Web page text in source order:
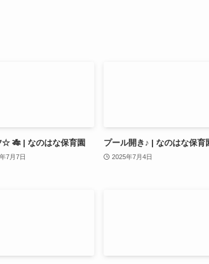
🎋 | なのはな保育園
7月7日
プール開き♪ | なのはな保育
2025年7月4日